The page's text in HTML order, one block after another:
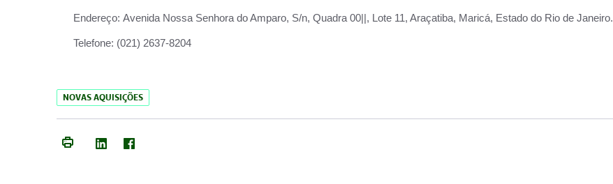
Endereço: Avenida Nossa Senhora do Amparo, S/n, Quadra 00||, Lote 11, Araçatiba, Maricá, Estado do Rio de Janeiro.
Telefone: (021) 2637-8204
NOVAS AQUISIÇÕES